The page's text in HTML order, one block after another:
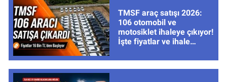
TMSF araç satışı 2026:
106 otomobil ve
motosiklet ihaleye çıkıyor!
İşte fiyatlar ve ihale